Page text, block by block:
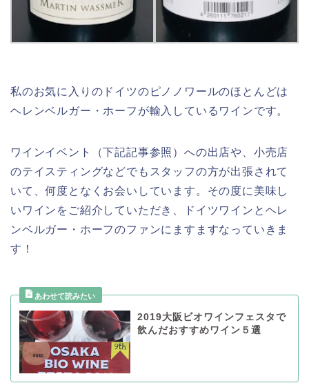
私のお気に入りのドイツのピノノワールのほとんどは
ヘレンベルガー・ホーフが輸入しているワインです。
ワインイベント（下記記事参照）への出店や、小売店
のテイスティングなどでもスタッフの方が出張されて
いて、何度となくお会いしています。その度に美味し
いワインをご紹介していただき、ドイツワインとヘレ
ンベルガー・ホーフのファンにますますなっていきま
す！
2019大阪ビオワインフェスタで
飲んだおすすめワイン５選